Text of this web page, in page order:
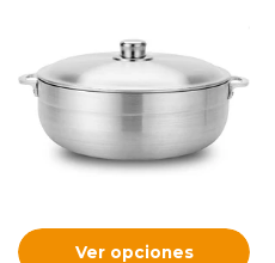
Ver opciones